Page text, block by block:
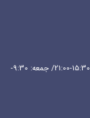
شنبه تاپنجشنبه صبح ها: 8:30 - 13:30 عصر ها : 15:30-21:00/ جمعه: 9:30-